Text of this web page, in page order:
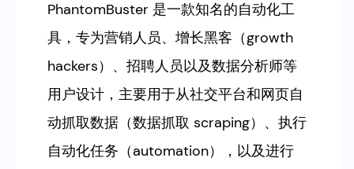
PhantomBuster 是一款知名的自动化工
具，专为营销人员、增长黑客（growth
hackers）、招聘人员以及数据分析师等
用户设计，主要用于从社交平台和网页自
动抓取数据（数据抓取 scraping）、执行
自动化任务（automation），以及进行